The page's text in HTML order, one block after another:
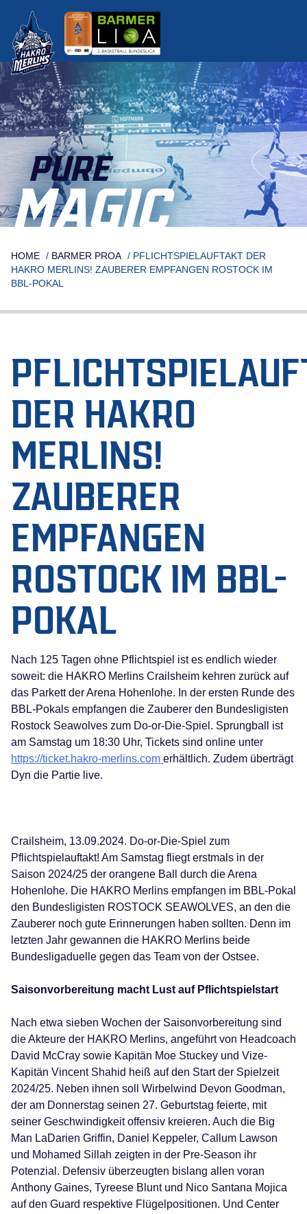
content
PURE
MAGIC
HOME / BARMER PROA / PFLICHTSPIELAUFTAKT DER
HAKRO MERLINS! ZAUBERER EMPFANGEN ROSTOCK IM
BBL-POKAL
DER HAKRO
MERLINS!
ZAUBERER
EMPFANGEN
ROSTOCK IM BBL-
POKAL
Nach 125 Tagen ohne Pflichtspiel ist es endlich wieder
soweit: die HAKRO Merlins Crailsheim kehren zurück auf
das Parkett der Arena Hohenlohe. In der ersten Runde des
BBL-Pokals empfangen die Zauberer den Bundesligisten
Rostock Seawolves zum Do-or-Die-Spiel. Sprungball ist
am Samstag um 18:30 Uhr, Tickets sind online unter
https://ticket.hakro-merlins.com erhältlich. Zudem überträgt
Dyn die Partie live.
Crailsheim, 13.09.2024. Do-or-Die-Spiel zum
Pflichtspielauftakt! Am Samstag fliegt erstmals in der
Saison 2024/25 der orangene Ball durch die Arena
Hohenlohe. Die HAKRO Merlins empfangen im BBL-Pokal
den Bundesligisten ROSTOCK SEAWOLVES, an den die
Zauberer noch gute Erinnerungen haben sollten. Denn im
letzten Jahr gewannen die HAKRO Merlins beide
Bundesligaduelle gegen das Team von der Ostsee.
Saisonvorbereitung macht Lust auf Pflichtspielstart
Nach etwa sieben Wochen der Saisonvorbereitung sind
die Akteure der HAKRO Merlins, angeführt von Headcoach
David McCray sowie Kapitän Moe Stuckey und Vize-
Kapitän Vincent Shahid heiß auf den Start der Spielzeit
2024/25. Neben ihnen soll Wirbelwind Devon Goodman,
der am Donnerstag seinen 27. Geburtstag feierte, mit
seiner Geschwindigkeit offensiv kreieren. Auch die Big
Man LaDarien Griffin, Daniel Keppeler, Callum Lawson
und Mohamed Sillah zeigten in der Pre-Season ihr
Potenzial. Defensiv überzeugten bislang allen voran
Anthony Gaines, Tyreese Blunt und Nico Santana Mojica
auf den Guard respektive Flügelpositionen. Und Center